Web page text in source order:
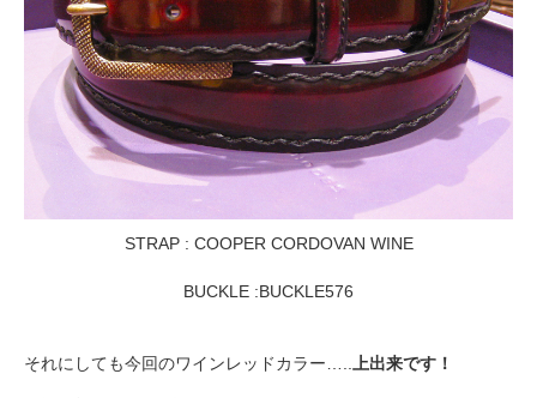
STRAP : COOPER CORDOVAN WINE
BUCKLE :BUCKLE576
それにしても今回のワインレッドカラー…..上出来です！